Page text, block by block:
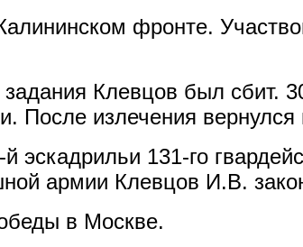
фронте.
Клевцов был сбит.
После излечения вернулся
131-го
армии Клевцов И.В.
в Москве.